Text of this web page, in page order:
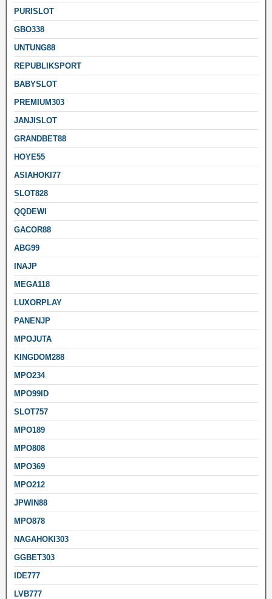
PURISLOT
GBO338
UNTUNG88
REPUBLIKSPORT
BABYSLOT
PREMIUM303
JANJISLOT
GRANDBET88
HOYE55
ASIAHOKI77
SLOT828
QQDEWI
GACOR88
ABG99
INAJP
MEGA118
LUXORPLAY
PANENJP
MPOJUTA
KINGDOM288
MPO234
MPO99ID
SLOT757
MPO189
MPO808
MPO369
MPO212
JPWIN88
MPO878
NAGAHOKI303
GGBET303
IDE777
LVB777